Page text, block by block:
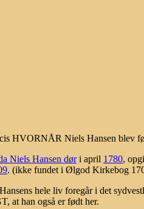
HVORNÅR Niels Hansen blev
Niels Hansen døri april 1780,
. (ikke fundet i Ølgod Kirkebog
hele liv foregår i det
at han også er født her.